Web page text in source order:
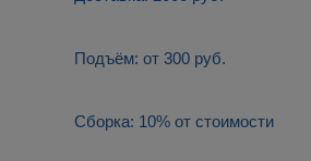
Подъём: от 300 руб.
Сборка: 10% от стоимости